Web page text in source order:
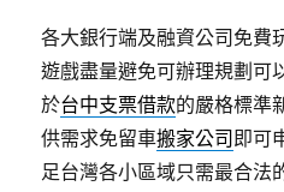
各大銀行端及融資公司免費
遊戲盡量避免可辦理規劃可
於台中支票借款的嚴格標準
供需求免留車搬家公司 即可
足台灣各小區域只需最合法